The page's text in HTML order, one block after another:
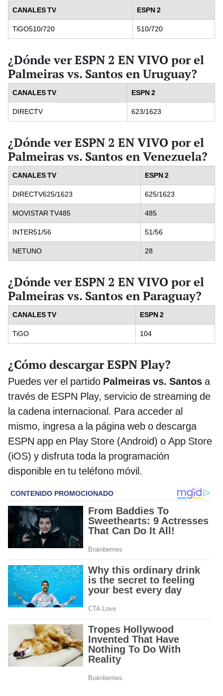
CANALES TV ESPN 2
TiGO510/720 510/720
¿Dónde ver ESPN 2 EN VIVO por el
Palmeiras vs. Santos en Uruguay?
CANALES TV ESPN 2
DIRECTV 623/1623
¿Dónde ver ESPN 2 EN VIVO por el
Palmeiras vs. Santos en Venezuela?
CANALES TV ESPN 2
DIRECTV625/1623 625/1623
MOVISTAR TV485 485
INTER51/56 51/56
NETUNO 28
¿Dónde ver ESPN 2 EN VIVO por el
Palmeiras vs. Santos en Paraguay?
CANALES TV ESPN 2
TiGO 104
¿Cómo descargar ESPN Play?
Puedes ver el partido Palmeiras vs. Santos a
través de ESPN Play, servicio de streaming de
la cadena internacional. Para acceder al
mismo, ingresa a la página web o descarga
ESPN app en Play Store (Android) o App Store
(iOS) y disfruta toda la programación
disponible en tu teléfono móvil.